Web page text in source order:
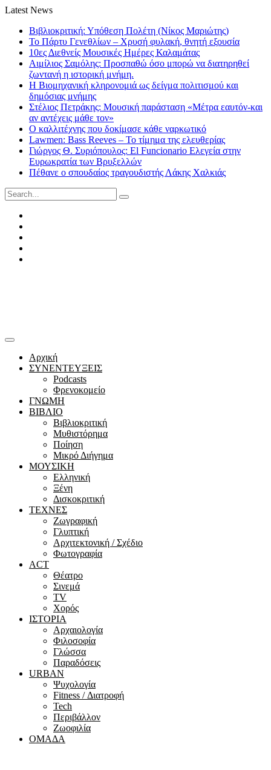
Latest News
Βιβλιοκριτική: Υπόθεση Πολέτη (Νίκος Μαριώτης)
Το Πάρτυ Γενεθλίων – Χρυσή φυλακή, θνητή εξουσία
10ες Διεθνείς Μουσικές Ημέρες Καλαμάτας
Αιμίλιος Σαμόλης: Προσπαθώ όσο μπορώ να διατηρηθεί
ζωντανή η ιστορική μνήμη.
Η Βιομηχανική κληρονομιά ως δείγμα πολιτισμού και
δημόσιας μνήμης
Στέλιος Πετράκης: Μουσική παράσταση «Μέτρα εαυτόν-και
αν αντέχεις μάθε τον»
Ο καλλιτέχνης που δοκίμασε κάθε ναρκωτικό
Lawmen: Bass Reeves – Το τίμημα της ελευθερίας
Γιώργος Θ. Συριόπουλος: El Funcionario Ελεγεία στην
Ευρωκρατία των Βρυξελλών
Πέθανε ο σπουδαίος τραγουδιστής Λάκης Χαλκιάς
Search
for:
Αρχική
ΣΥΝΕΝΤΕΥΞΕΙΣ
Podcasts
Φρενοκομείο
ΓΝΩΜΗ
ΒΙΒΛΙΟ
Βιβλιοκριτική
Μυθιστόρημα
Ποίηση
Μικρό Διήγημα
ΜΟΥΣΙΚΗ
Ελληνική
Ξένη
Δισκοκριτική
ΤΕΧΝΕΣ
Ζωγραφική
Γλυπτική
Αρχιτεκτονική / Σχέδιο
Φωτογραφία
ACT
Θέατρο
Σινεμά
ΤV
Χορός
ΙΣΤΟΡΙΑ
Αρχαιολογία
Φιλοσοφία
Γλώσσα
Παραδόσεις
URBAN
Ψυχολογία
Fitness / Διατροφή
Tech
Περιβάλλον
Ζωοφιλία
ΟΜΑΔΑ